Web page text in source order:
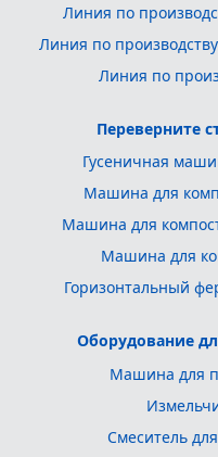
Линия по
Линия по
Линия по
Переверните
Гусеничная
Машина для
Машина для
Машина для
Горизонтальный
Оборудование
Машина для
Смеситель